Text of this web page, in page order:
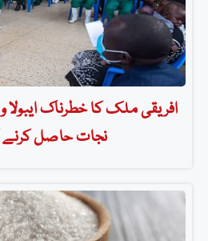
نجات حاصل